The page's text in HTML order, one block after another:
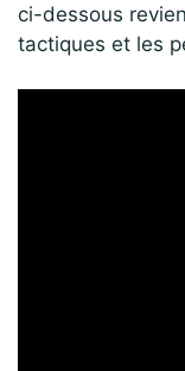
ci-dessous
tactiques et les